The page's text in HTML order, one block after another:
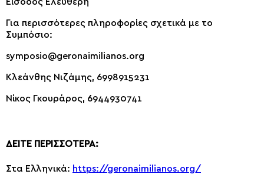
Για περισσότερες πληροφορίες σχετικά με το
Συμπόσιο:
symposio@geronaimilianos.org
Κλεάνθης Νιζάμης, 6998915231
Νίκος Γκουράρος, 6944930741
ΔΕΙΤΕ ΠΕΡΙΣΣΟΤΕΡΑ:
Στα Ελληνικά: https://geronaimilianos.org/